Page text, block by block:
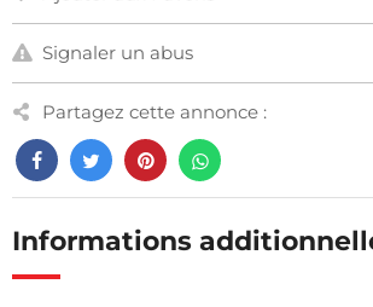
Signaler un abus
Partagez cette annonce :
Informations